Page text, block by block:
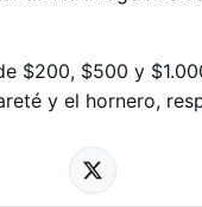
$200, $500 y
y el hornero,